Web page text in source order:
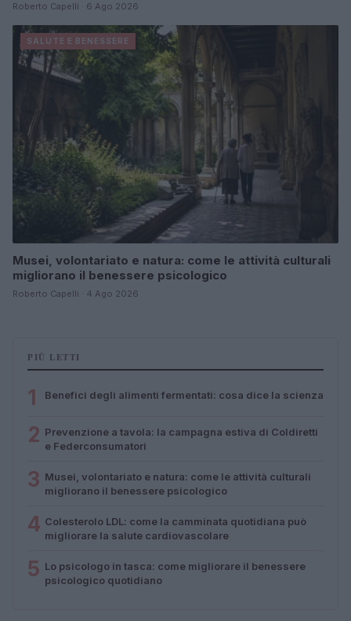
Roberto Capelli · 6 Ago 2026
SALUTE E BENESSERE
Musei, volontariato e natura: come le attività culturali
migliorano il benessere psicologico
Roberto Capelli · 4 Ago 2026
PIÙ LETTI
1 Benefici degli alimenti fermentati: cosa dice la scienza
2 Prevenzione a tavola: la campagna estiva di Coldiretti
e Federconsumatori
3 Musei, volontariato e natura: come le attività culturali
migliorano il benessere psicologico
4 Colesterolo LDL: come la camminata quotidiana può
migliorare la salute cardiovascolare
5 Lo psicologo in tasca: come migliorare il benessere
psicologico quotidiano